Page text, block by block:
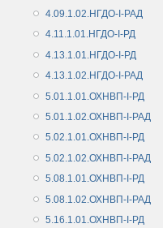
4.09.1.02.НГДО-I-РАД
4.11.1.01.НГДО-I-РД
4.13.1.01.НГДО-I-РД
4.13.1.02.НГДО-I-РАД
5.01.1.01.ОХНВП-I-РД
5.01.1.02.ОХНВП-I-РАД
5.02.1.01.ОХНВП-I-РД
5.02.1.02.ОХНВП-I-РАД
5.08.1.01.ОХНВП-I-РД
5.08.1.02.ОХНВП-I-РАД
5.16.1.01.ОХНВП-I-РД